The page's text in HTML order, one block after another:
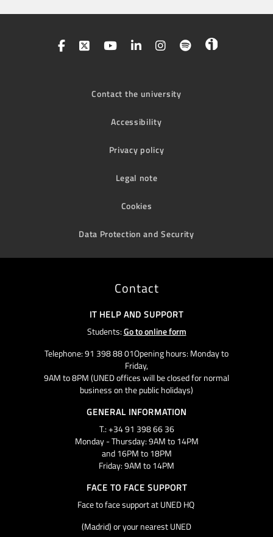
Contact the university
Accessibility
Privacy policy
Legal note
Cookies
Data Protection and Security
Contact
IT HELP AND SUPPORT
Students:Go to online form
Telephone: 91 398 88 01Opening hours: Monday to
Friday,
9AM to 8PM (UNED offices will be closed for normal
business on the public holidays)
GENERAL INFORMATION
T.: +34 91 398 66 36
Monday - Thursday: 9AM to 14PM
and 16PM to 18PM
Friday: 9AM to 14PM
FACE TO FACE SUPPORT
Face to face support at UNED HQ
(Madrid) or your nearest UNED